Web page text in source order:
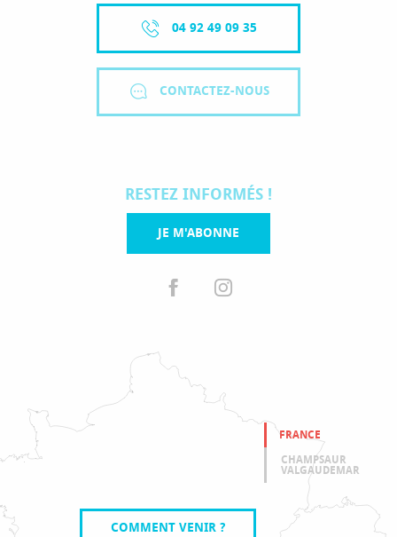
04 92 49 09 35
CONTACTEZ-NOUS
RESTEZ INFORMÉS !
JE M'ABONNE
FRANCE
CHAMPSAUR
VALGAUDEMAR
COMMENT VENIR ?